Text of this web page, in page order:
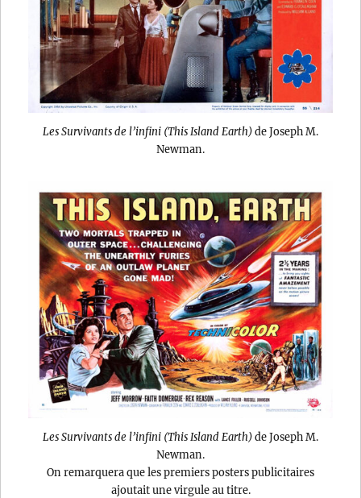
Les Survivants de l’infini (This Island Earth)de Joseph M.
Newman.
Les Survivants de l’infini (This Island Earth)de Joseph M.
Newman.
On remarquera que les premiers posters publicitaires
ajoutait une virgule au titre.